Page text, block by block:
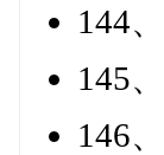
144、
145、
146、